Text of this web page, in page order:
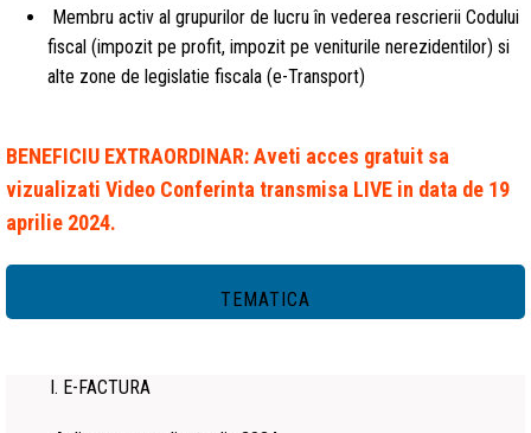
Membru activ al grupurilor de lucru în vederea rescrierii Codului
fiscal (impozit pe profit, impozit pe veniturile nerezidentilor) si
alte zone de legislatie fiscala (e-Transport)
BENEFICIU EXTRAORDINAR: Aveti acces gratuit sa
vizualizati Video Conferinta transmisa LIVE in data de 19
aprilie 2024.
TEMATICA
I. E-FACTURA